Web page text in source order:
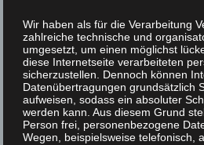
Wir haben als für die Verarbeitung
zahlreiche technische und
umgesetzt, um einen möglichst
diese Internetseite verarbeiteten
sicherzustellen. Dennoch können
Datenübertragungen grundsätzlich
aufweisen, sodass ein absoluter
werden kann. Aus diesem Grund
Person frei, personenbezogene
Wegen, beispielsweise telefonisch,